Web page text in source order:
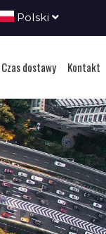
Polski
Czas dostawy Kontakt